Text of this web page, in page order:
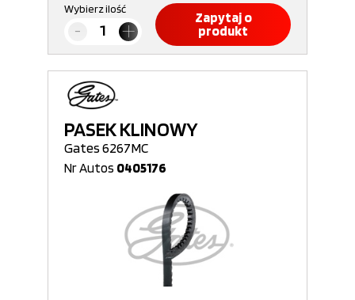
Wybierz ilość
Zapytaj o
produkt
PASEK KLINOWY
Gates 6267MC
Nr Autos 0405176